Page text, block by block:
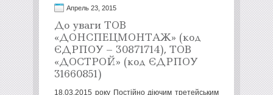
Апрель 23, 2015
До уваги ТОВ
«ДОНСПЕЦМОНТАЖ» (код
ЄДРПОУ – 30871714), ТОВ
«ДОСТРОЙ» (код ЄДРПОУ
31660851)
18.03.2015 року Постійно діючим третейським